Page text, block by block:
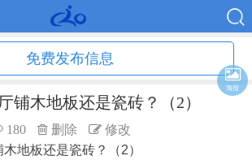
免费发布信息
铺木地板还是瓷砖？（2）
180 删除
修改
地板还是瓷砖？（2）
海报